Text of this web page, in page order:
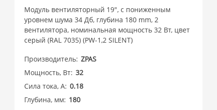
Модуль вентиляторный 19", с пониженным
уровнем шума 34 Дб, глубина 180 mm, 2
вентилятора, номинальная мощность 32 Вт, цвет
серый (RAL 7035) (PW-1,2 SILENT)
Производитель ZPAS
Мощность, Вт 32
Сила тока, А 0.18
Глубина, мм
180